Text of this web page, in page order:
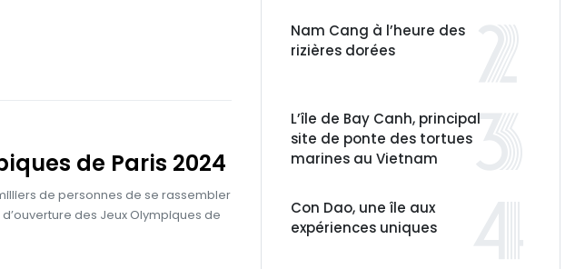
de Paris 2024
de personnes de se rassembler
des Jeux Olympiques de
Nam Cang à l’heure des
rizières dorées
L’île de Bay Canh, principal
site de ponte des tortues
marines au Vietnam
Con Dao, une île aux
expériences uniques